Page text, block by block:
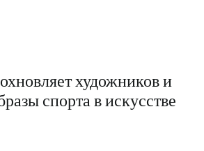
художников и
спорта в искусстве